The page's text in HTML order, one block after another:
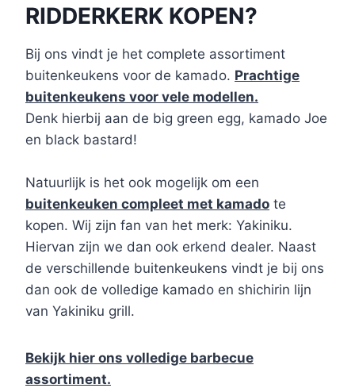
RIDDERKERK KOPEN?
Bij ons vindt je het complete assortiment
buitenkeukens voor de kamado. Prachtige
buitenkeukens voor vele modellen.
Denk hierbij aan de big green egg, kamado Joe
en black bastard!
Natuurlijk is het ook mogelijk om een
buitenkeuken compleet met kamado te
kopen. Wij zijn fan van het merk: Yakiniku.
Hiervan zijn we dan ook erkend dealer. Naast
de verschillende buitenkeukens vindt je bij ons
dan ook de volledige kamado en shichirin lijn
van Yakiniku grill.
Bekijk hier ons volledige barbecue
assortiment.